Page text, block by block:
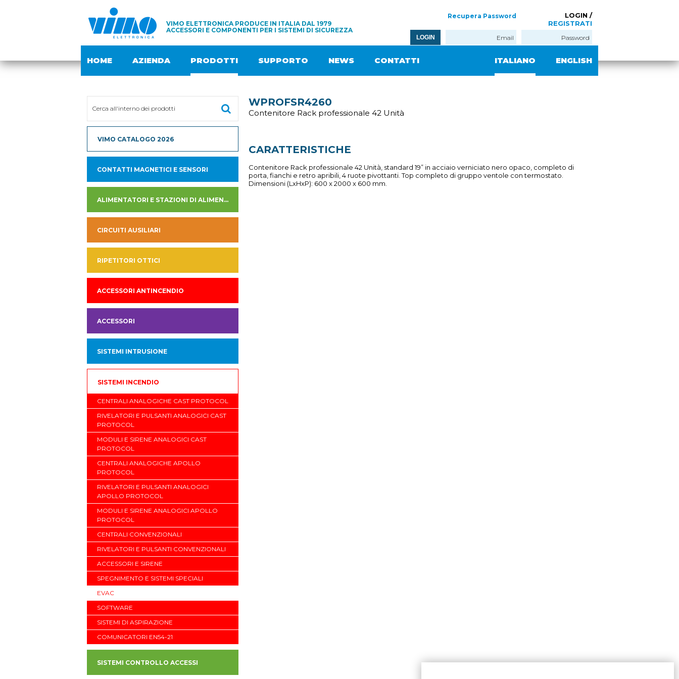
VIMO ELETTRONICA PRODUCE IN ITALIA DAL 1979
ACCESSORI E COMPONENTI PER I SISTEMI DI SICUREZZA
LOGIN /
REGISTRATI
Recupera Password
LOGIN
HOME AZIENDA PRODOTTI SUPPORTO NEWS CONTATTI ENGLISH
ITALIANO
VIMO CATALOGO 2026
CONTATTI MAGNETICI E SENSORI
ALIMENTATORI E STAZIONI DI ALIMENTAZIONE
CIRCUITI AUSILIARI
RIPETITORI OTTICI
ACCESSORI ANTINCENDIO
ACCESSORI
SISTEMI INTRUSIONE
SISTEMI INCENDIO
CENTRALI ANALOGICHE CAST PROTOCOL
RIVELATORI E PULSANTI ANALOGICI CAST
PROTOCOL
MODULI E SIRENE ANALOGICI CAST
PROTOCOL
CENTRALI ANALOGICHE APOLLO
PROTOCOL
RIVELATORI E PULSANTI ANALOGICI
APOLLO PROTOCOL
MODULI E SIRENE ANALOGICI APOLLO
PROTOCOL
CENTRALI CONVENZIONALI
RIVELATORI E PULSANTI CONVENZIONALI
ACCESSORI E SIRENE
SPEGNIMENTO E SISTEMI SPECIALI
EVAC
SOFTWARE
SISTEMI DI ASPIRAZIONE
COMUNICATORI EN54-21
SISTEMI CONTROLLO ACCESSI
WPROFSR4260
Contenitore Rack professionale 42 Unità
CARATTERISTICHE
Contenitore Rack professionale 42 Unità, standard 19” in acciaio verniciato nero opaco, completo di
porta, fianchi e retro apribili, 4 ruote pivottanti. Top completo di gruppo ventole con termostato.
Dimensioni (LxHxP): 600 x 2000 x 600 mm.